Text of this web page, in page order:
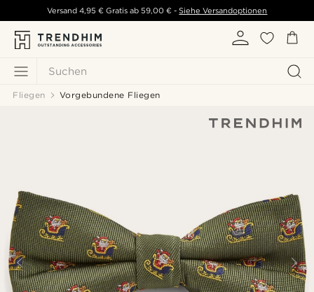
Suchen
Versand 4,95 € Gratis ab 59,00 € - Siehe Versandoptionen
Fliegen Vorgebundene Fliegen